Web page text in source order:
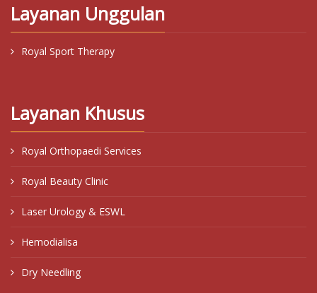
Layanan Unggulan
Royal Sport Therapy
Layanan Khusus
Royal Orthopaedi Services
Royal Beauty Clinic
Laser Urology & ESWL
Hemodialisa
Dry Needling